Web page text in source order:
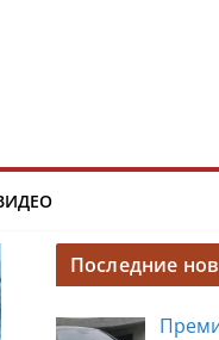
Последние